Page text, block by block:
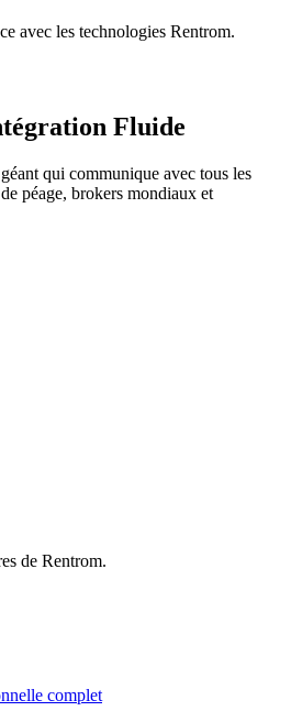
avec les technologies Rentrom.
Fluide
qui communique avec tous les
péage, brokers mondiaux et
de Rentrom.
complet